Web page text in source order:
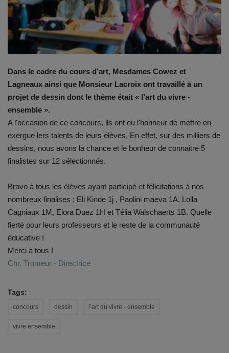
Emplois
Notre offre d'enseignement (2026)
Stages
Association des Parents
Offre d'enseignement & inscriptions
Ancien-ne-s du CES Saint-Vincent
Documents
Dans le cadre du cours d’art, Mesdames Cowez et
Lagneaux ainsi que Monsieur Lacroix ont travaillé à un
projet de dessin dont le thème était « l’art du vivre -
ensemble ».
A l'occasion de ce concours, ils ont eu l'honneur de mettre en
exergue lers talents de leurs élèves. En effet, sur des milliers de
dessins, nous avons la chance et le bonheur de connaitre 5
finalistes sur 12 sélectionnés.
Bravo à tous les élèves ayant participé et félicitations à nos
nombreux finalises : Eli Kinde 1j , Paolini maeva 1A, Lolla
Cagniaux 1M, Elora Duez 1H et Télia Walschaerts 1B. Quelle
fierté pour leurs professeurs et le reste de la communauté
éducative !
Merci à tous !
Chr. Tromeur - Directrice
Tags:
concours dessin l’art du vivre - ensemble
vivre ensemble